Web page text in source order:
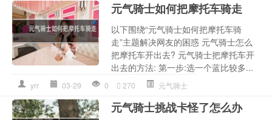
元气骑士如何把摩托车骑走
以下围绕“元气骑士如何把摩托车骑
走”主题解决网友的困惑 元气骑士怎么
把摩托车开出去? 元气骑士把摩托车开
出去的方法: 第一步:选一个蓝比较多...
yrr 03-29 0 270 元气骑士
元气骑士挑战卡怪了怎么办